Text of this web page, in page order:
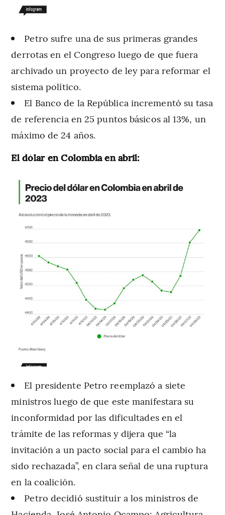
Petro sufre una de sus primeras grandes
derrotas en el Congreso luego de que fuera
archivado un proyecto de ley para reformar el
sistema político.
El Banco de la República incrementó su tasa
de referencia en 25 puntos básicos al 13%, un
máximo de 24 años.
El dólar en Colombia en abril:
El presidente Petro reemplazó a siete
ministros luego de que este manifestara su
inconformidad por las dificultades en el
trámite de las reformas y dijera que “la
invitación a un pacto social para el cambio ha
sido rechazada”, en clara señal de una ruptura
en la coalición.
Petro decidió sustituir a los ministros de